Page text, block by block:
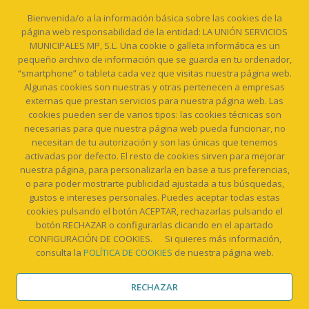
Política de cookies
Política de Privacidad
Calle Matadero, S/N, Planta Baja. 30360 LA UNIÓN
Bienvenida/o a la información básica sobre las cookies de la
página web responsabilidad de la entidad: LA UNIÓN SERVICIOS
MUNICIPALES MP, S.L. Una cookie o galleta informática es un
pequeño archivo de información que se guarda en tu ordenador,
“smartphone” o tableta cada vez que visitas nuestra página web.
Algunas cookies son nuestras y otras pertenecen a empresas
externas que prestan servicios para nuestra página web. Las
cookies pueden ser de varios tipos: las cookies técnicas son
necesarias para que nuestra página web pueda funcionar, no
necesitan de tu autorización y son las únicas que tenemos
activadas por defecto. El resto de cookies sirven para mejorar
nuestra página, para personalizarla en base a tus preferencias,
o para poder mostrarte publicidad ajustada a tus búsquedas,
gustos e intereses personales. Puedes aceptar todas estas
cookies pulsando el botón ACEPTAR, rechazarlas pulsando el
botón RECHAZAR o configurarlas clicando en el apartado
CONFIGURACIÓN DE COOKIES. Si quieres más información,
consulta la POLÍTICA DE COOKIES de nuestra página web.
RECHAZAR